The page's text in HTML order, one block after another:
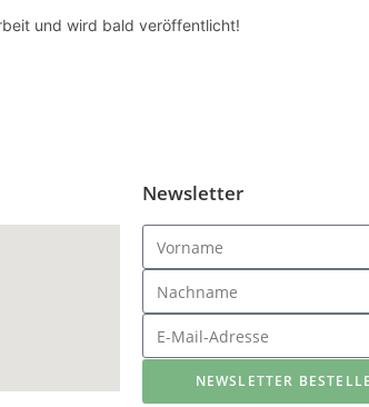
und wird bald veröffentlicht!
Newsletter
NEWSLETTER